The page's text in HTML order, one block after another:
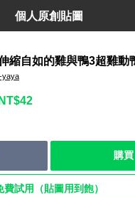
個人原創貼圖
縮自如的雞與鴨3超雞動
yaya
NT$42
購買
費試用（貼圖用到飽）